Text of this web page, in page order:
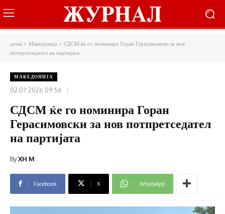
дома Македонија
СДСМ ќе го номинира Горан Герасимовски за нов
потпретседател на партијата
МАКЕДОНИЈА
02.07.2026 09:56
СДСМ ќе го номинира Горан
Герасимовски за нов потпретседател
на партијата
ByXH M
Facebook X WhatsApp